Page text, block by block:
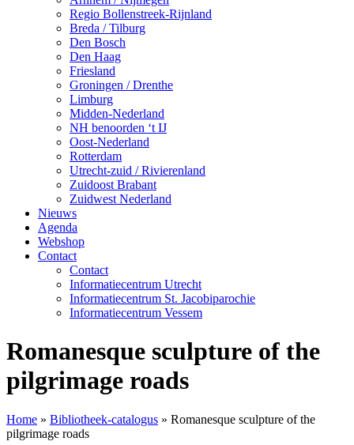
Regio Bollenstreek-Rijnland
Breda / Tilburg
Den Bosch
Den Haag
Friesland
Groningen / Drenthe
Limburg
Midden-Nederland
NH benoorden ‘t IJ
Oost-Nederland
Rotterdam
Utrecht-zuid / Rivierenland
Zuidoost Brabant
Zuidwest Nederland
Nieuws
Agenda
Webshop
Contact
Contact
Informatiecentrum Utrecht
Informatiecentrum St. Jacobiparochie
Informatiecentrum Vessem
Romanesque sculpture of the
pilgrimage roads
Home » Bibliotheek-catalogus » Romanesque sculpture of the
pilgrimage roads